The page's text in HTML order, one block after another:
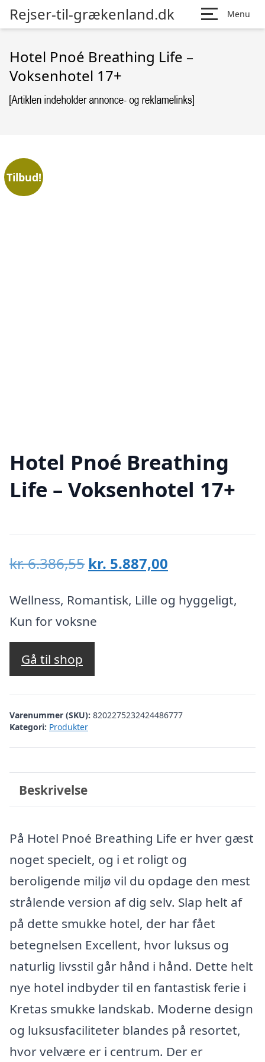
Rejser-til-grækenland.dk Menu
Hotel Pnoé Breathing Life –
Voksenhotel 17+
Tilbud!
Hotel Pnoé Breathing
Life – Voksenhotel 17+
kr.6.386,55 Den
pris
var:
kr. 6.386,55.
kr. 5.887,00
pris
Wellness, Romantisk, Lille og hyggeligt,
Kun for voksne
Gå til shop
Varenummer (SKU): 8202275232424486777
Kategori: Produkter
Beskrivelse
På Hotel Pnoé Breathing Life er hver gæst
noget specielt, og i et roligt og
beroligende miljø vil du opdage den mest
strålende version af dig selv. Slap helt af
på dette smukke hotel, der har fået
betegnelsen Excellent, hvor luksus og
naturlig livsstil går hånd i hånd. Dette helt
nye hotel indbyder til en fantastisk ferie i
Kretas smukke landskab. Moderne design
og luksusfaciliteter blandes på resortet,
hvor velvære er i centrum. Der er